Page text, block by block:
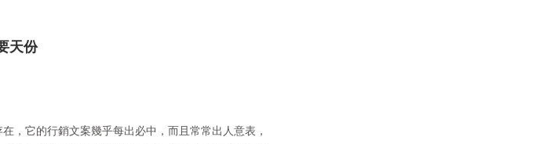
天份
，它的行銷文案幾乎每出必中，而且常常出人意表，